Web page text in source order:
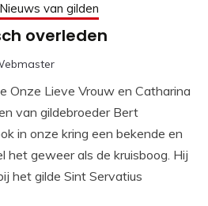
Nieuws van gilden
overleden
Onze Lieve Vrouw en Catharina
van gildebroeder Bert
in onze kring een bekende en
het geweer als de kruisboog. Hij
het gilde Sint Servatius